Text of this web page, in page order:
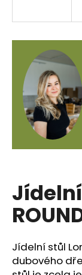
Jídelní stůl
dubového
í
D
o
p
r
u
č